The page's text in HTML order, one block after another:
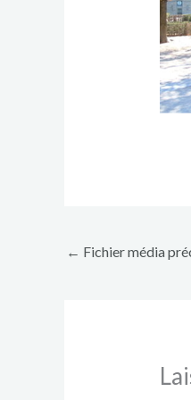
← Fichier média